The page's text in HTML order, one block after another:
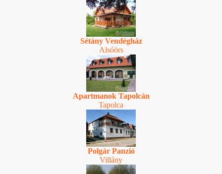
Sétány Vendégház
Alsóörs
Apartmanok Tapolcán
Tapolca
Polgár Panzió
Villány